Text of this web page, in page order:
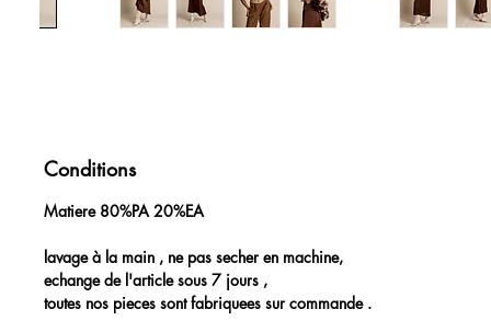
Conditions
Matiere 80%PA 20%EA
lavage à la main , ne pas secher en machine,
echange de l'article sous 7 jours ,
toutes nos pieces sont fabriquees sur commande .